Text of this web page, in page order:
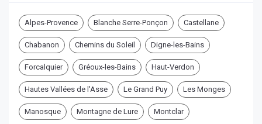
Alpes-Provence Blanche Serre-Ponçon Castellane
Chabanon Chemins du Soleil Digne-les-Bains
Forcalquier Gréoux-les-Bains Haut-Verdon
Hautes Vallées de l'Asse Le Grand Puy Les Monges
Manosque Montagne de Lure Montclar